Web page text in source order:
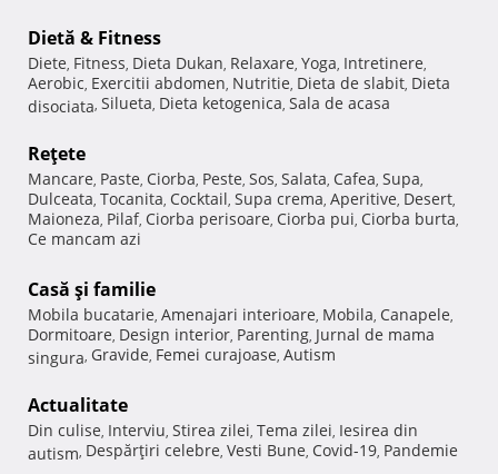
Dietă & Fitness
Diete, Fitness, Dieta Dukan, Relaxare, Yoga, Intretinere,
Aerobic, Exercitii abdomen, Nutritie, Dieta de slabit, Dieta
disociata, Silueta, Dieta ketogenica, Sala de acasa
Reţete
Mancare, Paste, Ciorba, Peste, Sos, Salata, Cafea, Supa,
Dulceata, Tocanita, Cocktail, Supa crema, Aperitive, Desert,
Maioneza, Pilaf, Ciorba perisoare, Ciorba pui, Ciorba burta,
Ce mancam azi
Casă şi familie
Mobila bucatarie, Amenajari interioare, Mobila, Canapele,
Dormitoare, Design interior, Parenting, Jurnal de mama
singura, Gravide, Femei curajoase, Autism
Actualitate
Din culise, Interviu, Stirea zilei, Tema zilei, Iesirea din
autism, Despărţiri celebre, Vesti Bune, Covid-19, Pandemie